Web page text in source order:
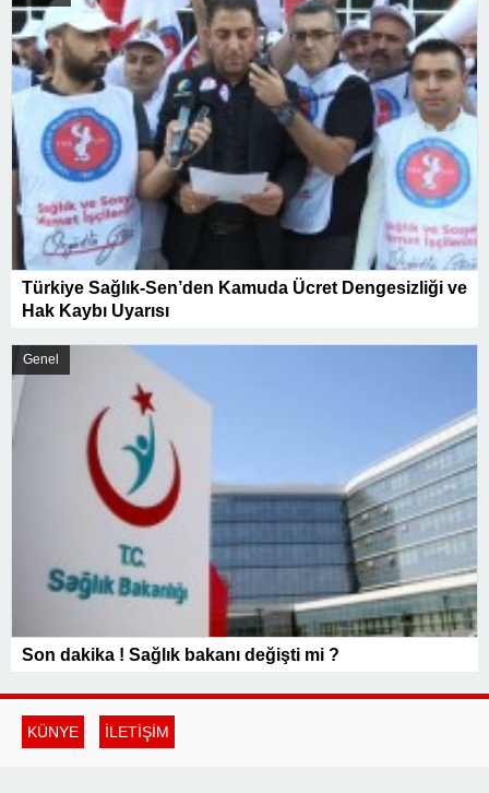
Türkiye Sağlık-Sen’den Kamuda Ücret Dengesizliği ve
Hak Kaybı Uyarısı
Genel
Son dakika ! Sağlık bakanı değişti mi ?
KÜNYE İLETİŞİM